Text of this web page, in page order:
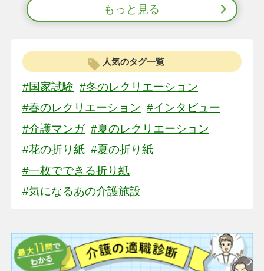
もっと見る
人気のタグ一覧
#国家試験 #冬のレクリエーション
#春のレクリエーション #インタビュー
#介護マンガ #夏のレクリエーション
#花の折り紙 #夏の折り紙
#一枚でできる折り紙
#気になるあの介護施設